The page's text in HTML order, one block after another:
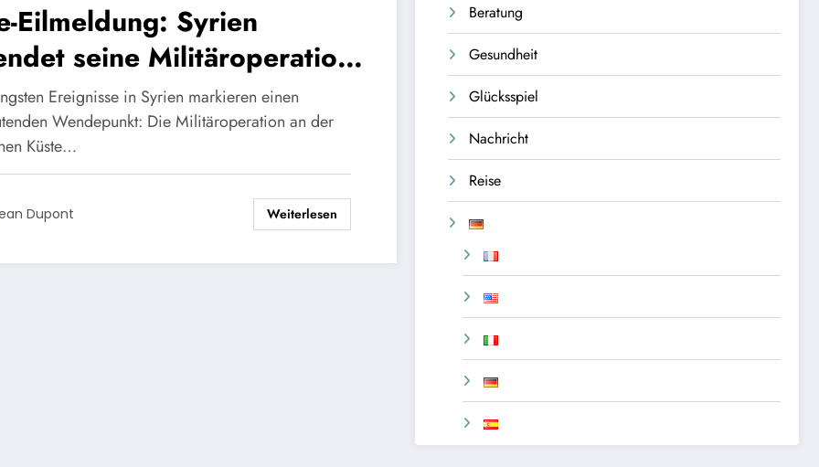
Eilmeldung: Syrien
seine Militäroperation
Küste, verkündet das
Ereignisse in Syrien markieren einen
Wendepunkt: Die Militäroperation an der
Küste…
Dupont Weiterlesen
Beratung
Gesundheit
Glücksspiel
Nachricht
Reise